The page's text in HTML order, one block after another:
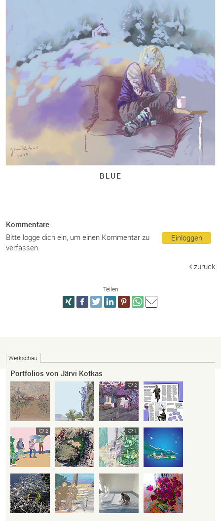
BLUE
Kommentare
Einloggen
Bitte logge dich ein, um einen Kommentar zu
verfassen.
zurück
Teilen
Werkschau
Portfolios von Järvi Kotkas
2
2 1